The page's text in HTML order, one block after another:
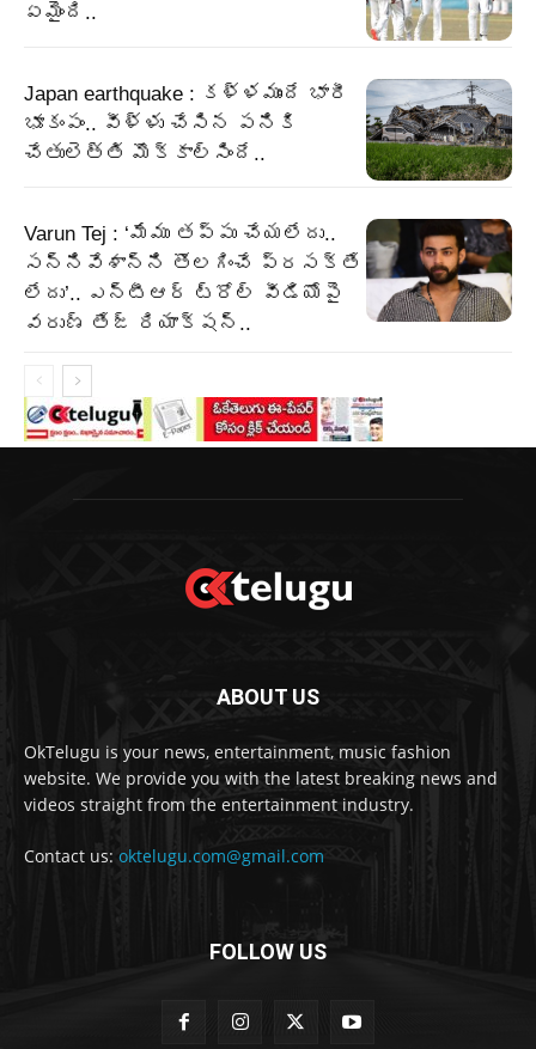
ఏమైంది..
Japan earthquake : కళ్ళముందే భారీ
భూకంపం.. వీళ్ళు చేసిన పనికి
చేతులెత్తి మొక్కాల్సిందే..
Varun Tej : ‘మేము తప్పు చేయలేదు..
సన్నివేశాన్ని తొలగించే ప్రసక్తే
లేదు’.. ఎన్టీఆర్ ట్రోల్ వీడియోపై
వరుణ్ తేజ్ రియాక్షన్..
ABOUT US
OkTelugu is your news, entertainment, music fashion
website. We provide you with the latest breaking news and
videos straight from the entertainment industry.
Contact us: oktelugu.com@gmail.com
FOLLOW US